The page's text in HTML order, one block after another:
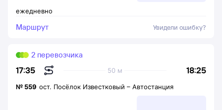
ежедневно
Маршрут Увидели ошибку?
17:35 18:25
50 м
2 перевозчика
№ 559 ост. Посёлок Известковый – Автостанция